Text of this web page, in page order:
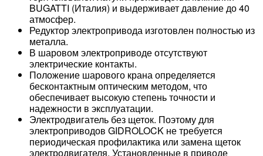
BUGATTI (Италия) и выдерживает давление до 40
атмосфер.
Редуктор электропривода изготовлен полностью из
металла.
В шаровом электроприводе отсутствуют
электрические контакты.
Положение шарового крана определяется
бесконтактным оптическим методом, что
обеспечивает высокую степень точности и
надежности в эксплуатации.
Электродвигатель без щеток. Поэтому для
электроприводов GIDROLOCK не требуется
периодическая профилактика или замена щеток
электродвигателя. Установленные в приводе